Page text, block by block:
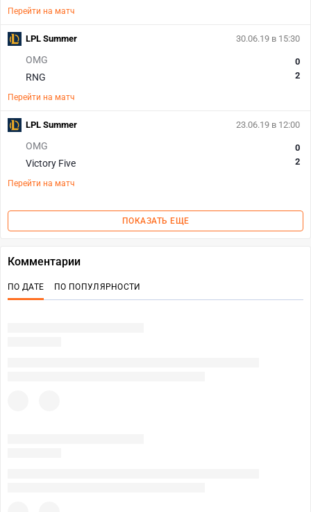
Перейти на матч
30.06.19 в 15:30
OMG
RNG
0
2
Перейти на матч
LPL Summer
23.06.19 в 12:00
OMG
Victory Five
0
2
Перейти на матч
LPL Summer
ПОКАЗАТЬ ЕЩЕ
Комментарии
ПО ДАТЕ ПО ПОПУЛЯРНОСТИ